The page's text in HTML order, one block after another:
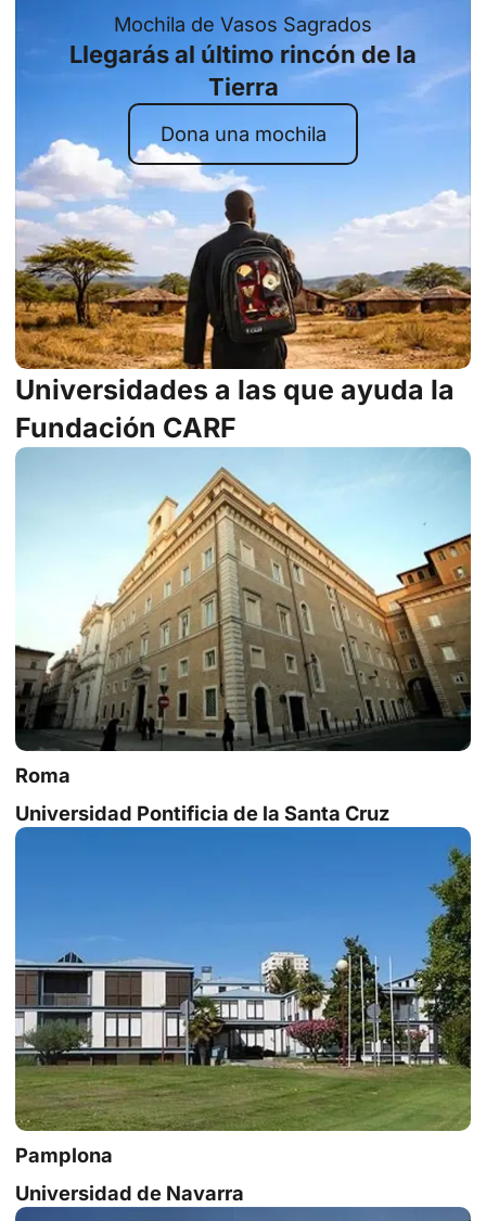
Mochila de Vasos Sagrados
Llegarás al último rincón de la
Tierra
Dona una mochila
Universidades a las que ayuda la
Fundación CARF
Roma
Universidad Pontificia de la Santa Cruz
Pamplona
Universidad de Navarra